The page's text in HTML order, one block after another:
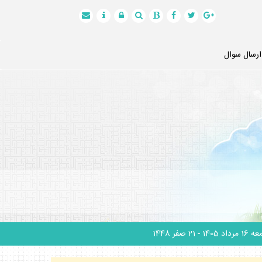
ارسال سوال
1405 - 21 صفر 1448